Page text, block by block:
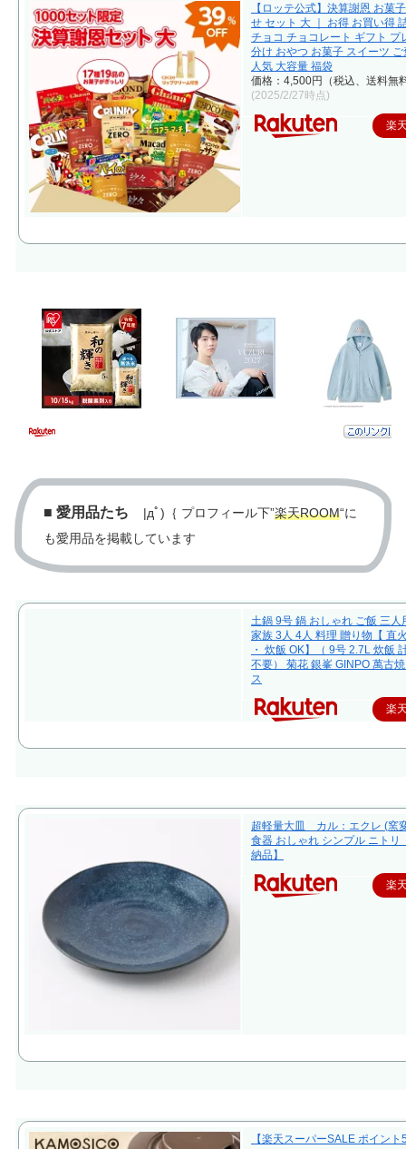
【ロッテ公式】決算謝恩 お菓
せ セット 大 ｜ お得 お買い得
チョコ チョコレート ギフト プ
分け おやつ お菓子 スイーツ
人気 大容量 福袋
価格：4,500円（税込、送料無
(2025/2/27時点)
楽
■ 愛用品たち |дﾟ)｛ プロフィール下”楽天ROOM“に
も愛用品を掲載しています
土鍋 9号 鍋 おしゃれ ご飯 三人
家族 3人 4人 料理 贈り物【 直
・ 炊飯 OK】（ 9号 2.7L 炊飯
不要） 菊花 銀峯 GINPO 萬古
ス
楽
超軽量大皿 カル：エクレ (窯
食器 おしゃれ シンプル ニトリ
納品】
楽
【楽天スーパーSALE ポイント